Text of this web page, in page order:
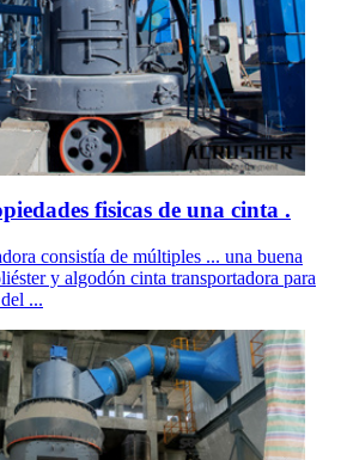
fisicas de una cinta .
consistía de múltiples ... una buena
y algodón cinta transportadora para
...